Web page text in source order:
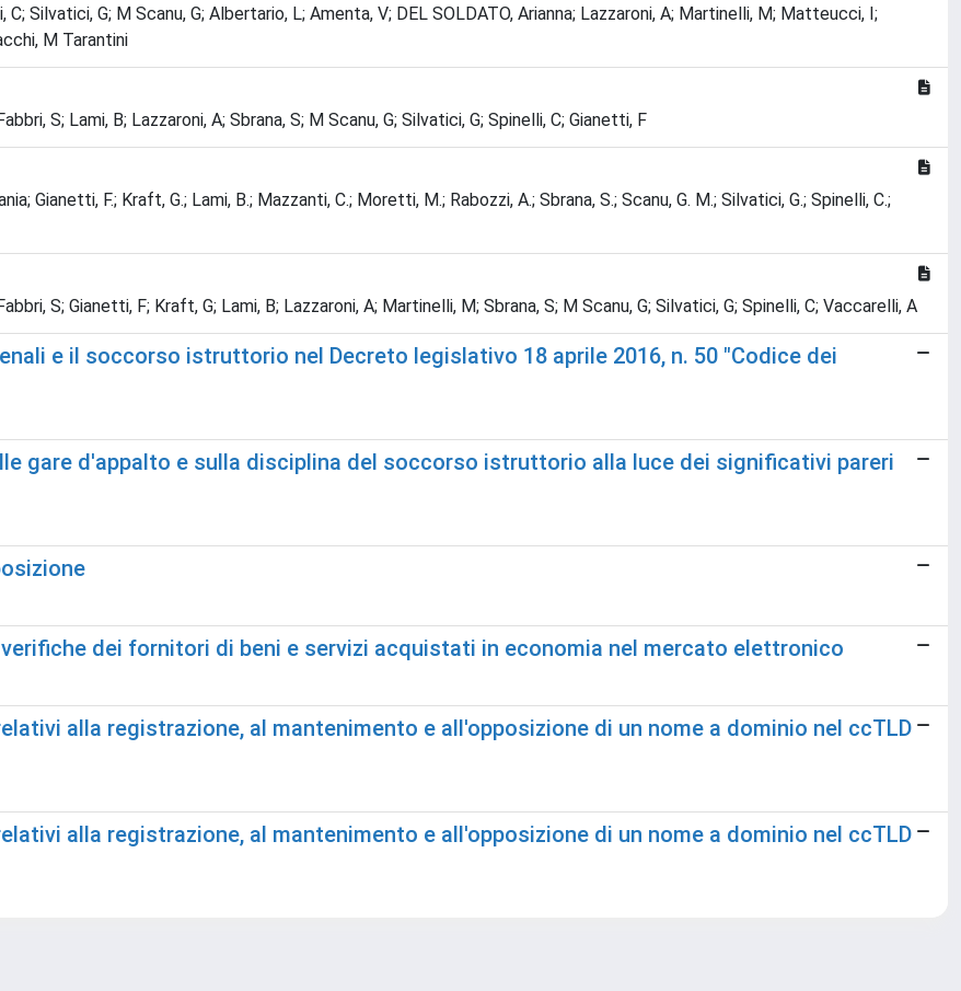
C; Silvatici, G; M Scanu, G; Albertario, L; Amenta, V; DEL SOLDATO, Arianna; Lazzaroni, A; Martinelli, M; Matteucci, I;
M Tarantini
S; Lami, B; Lazzaroni, A; Sbrana, S; M Scanu, G; Silvatici, G; Spinelli, C; Gianetti, F
Gianetti, F.; Kraft, G.; Lami, B.; Mazzanti, C.; Moretti, M.; Rabozzi, A.; Sbrana, S.; Scanu, G. M.; Silvatici, G.; Spinelli, C.;
S; Gianetti, F; Kraft, G; Lami, B; Lazzaroni, A; Martinelli, M; Sbrana, S; M Scanu, G; Silvatici, G; Spinelli, C; Vaccarelli, A
e il soccorso istruttorio nel Decreto legislativo 18 aprile 2016, n. 50 "Codice dei
gare d'appalto e sulla disciplina del soccorso istruttorio alla luce dei significativi pareri
dei fornitori di beni e servizi acquistati in economia nel mercato elettronico
alla registrazione, al mantenimento e all'opposizione di un nome a dominio nel ccTLD
alla registrazione, al mantenimento e all'opposizione di un nome a dominio nel ccTLD